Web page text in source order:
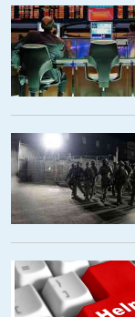
+4
step
hop hop hop,
regardez les
période
période :
mars 1930 :
par
à partir de ce